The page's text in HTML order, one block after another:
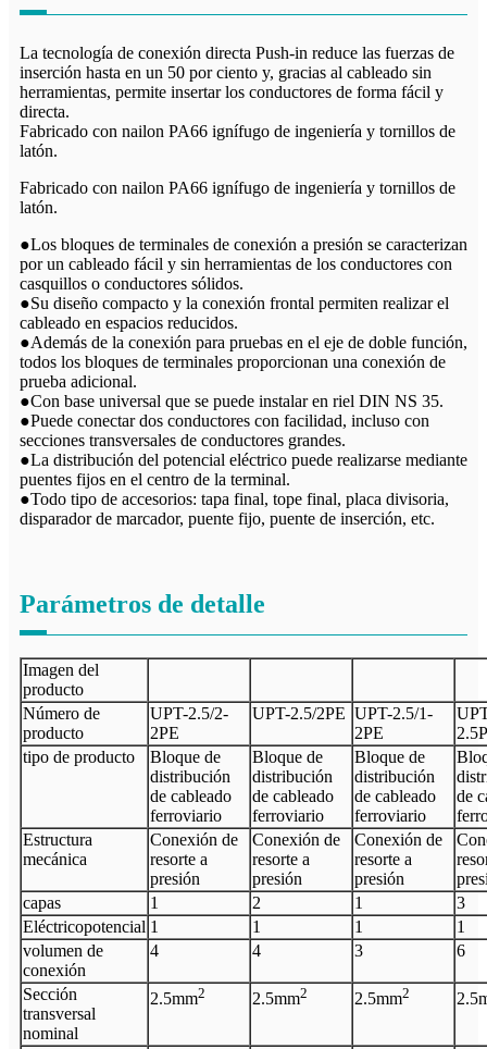
La tecnología de conexión directa Push-in reduce las fuerzas de
inserción hasta en un 50 por ciento y, gracias al cableado sin
herramientas, permite insertar los conductores de forma fácil y
directa.
Fabricado con nailon PA66 ignífugo de ingeniería y tornillos de
latón.
Fabricado con nailon PA66 ignífugo de ingeniería y tornillos de
latón.
●Los bloques de terminales de conexión a presión se caracterizan
por un cableado fácil y sin herramientas de los conductores con
casquillos o conductores sólidos.
●Su diseño compacto y la conexión frontal permiten realizar el
cableado en espacios reducidos.
●Además de la conexión para pruebas en el eje de doble función,
todos los bloques de terminales proporcionan una conexión de
prueba adicional.
●Con base universal que se puede instalar en riel DIN NS 35.
●Puede conectar dos conductores con facilidad, incluso con
secciones transversales de conductores grandes.
●La distribución del potencial eléctrico puede realizarse mediante
puentes fijos en el centro de la terminal.
●Todo tipo de accesorios: tapa final, tope final, placa divisoria,
disparador de marcador, puente fijo, puente de inserción, etc.
Parámetros de detalle
Imagen del
producto
Número de
producto
UPT-2.5/2-
2PE
UPT-2.5/2PE UPT-2.5/1-
2PE
tipo de producto
Bloque de
distribución
de cableado
ferroviario
Bloque de
distribución
de cableado
ferroviario
Bloque de
distribución
de cableado
ferroviario
de
Estructura
mecánica
Conexión de
resorte a
presión
Conexión de
resorte a
presión
Conexión de
resorte a
presión
capas
1 2 1
3
Eléctricopotencial 1 1 1
1
volumen de
conexión
4 4 3 6
Sección
transversal
nominal
2.5mm2 2.5mm2 2.5mm2 2.5